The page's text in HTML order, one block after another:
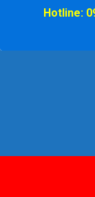
Hotline: